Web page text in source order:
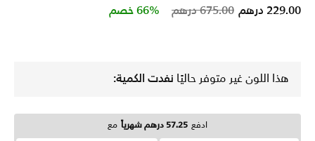
Price reduced from
675.00 درهم to 229.00 درهم 66% خصم
هذا اللون غير متوفر حاليًا نفدت الكمية:
ادفع 57.25 درهم شهرياً مع